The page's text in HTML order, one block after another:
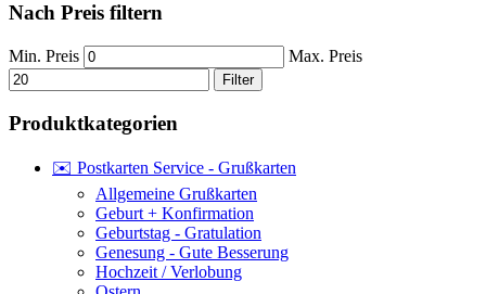
Nach Preis filtern
Min. Preis Max. Preis
Filter
Produktkategorien
✉️ Postkarten Service - Grußkarten
Allgemeine Grußkarten
Geburt + Konfirmation
Geburtstag - Gratulation
Genesung - Gute Besserung
Hochzeit / Verlobung